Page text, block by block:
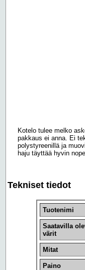
Kotelo tulee melko
pakkaus ei anna. Ei
polystyreenillä ja
haju täyttää hyvin
Tekniset tiedot
Tuotenimi
Saatavilla
värit
Mitat
Paino